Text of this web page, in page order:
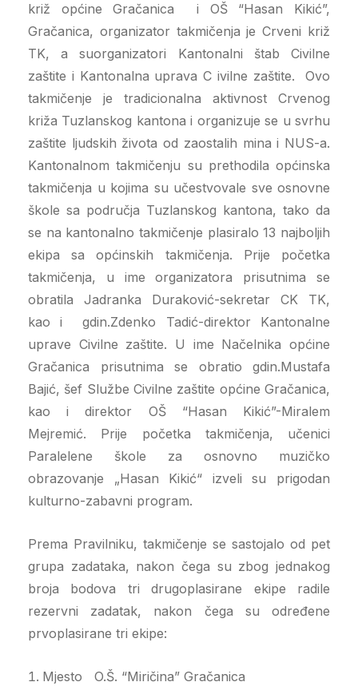
križ općine Gračanica i OŠ “Hasan Kikić”,
Gračanica, organizator takmičenja je Crveni križ
TK, a suorganizatori Kantonalni štab Civilne
zaštite i Kantonalna uprava C ivilne zaštite. Ovo
takmičenje je tradicionalna aktivnost Crvenog
križa Tuzlanskog kantona i organizuje se u svrhu
zaštite ljudskih života od zaostalih mina i NUS-a.
Kantonalnom takmičenju su prethodila općinska
takmičenja u kojima su učestvovale sve osnovne
škole sa područja Tuzlanskog kantona, tako da
se na kantonalno takmičenje plasiralo 13 najboljih
ekipa sa općinskih takmičenja. Prije početka
takmičenja, u ime organizatora prisutnima se
obratila Jadranka Duraković-sekretar CK TK,
kao i gdin.Zdenko Tadić-direktor Kantonalne
uprave Civilne zaštite. U ime Načelnika općine
Gračanica prisutnima se obratio gdin.Mustafa
Bajić, šef Službe Civilne zaštite općine Gračanica,
kao i direktor OŠ “Hasan Kikić”-Miralem
Mejremić. Prije početka takmičenja, učenici
Paralelene škole za osnovno muzičko
obrazovanje „Hasan Kikić“ izveli su prigodan
kulturno-zabavni program.
Prema Pravilniku, takmičenje se sastojalo od pet
grupa zadataka, nakon čega su zbog jednakog
broja bodova tri drugoplasirane ekipe radile
rezervni zadatak, nakon čega su određene
prvoplasirane tri ekipe:
Mjesto O.Š. “Miričina” Gračanica